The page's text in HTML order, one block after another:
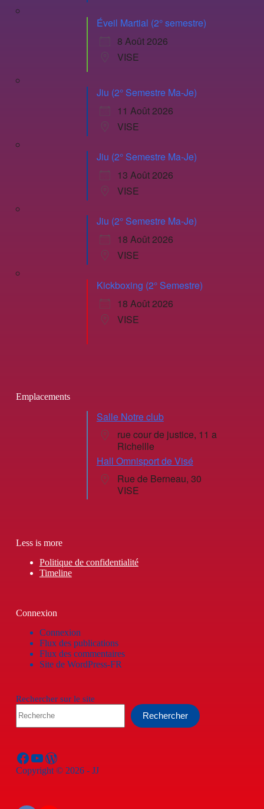
Éveil Martial (2° semestre)
8 Août 2026
VISE
Jiu (2° Semestre Ma-Je)
11 Août 2026
VISE
Jiu (2° Semestre Ma-Je)
13 Août 2026
VISE
Jiu (2° Semestre Ma-Je)
18 Août 2026
VISE
Kickboxing (2° Semestre)
18 Août 2026
VISE
Emplacements
Salle Notre club
rue cour de justice, 11 a
Richellle
Hall Omnisport de Visé
Rue de Berneau, 30
VISE
Less is more
Politique de confidentialité
Timeline
Connexion
Connexion
Flux des publications
Flux des commentaires
Site de WordPress-FR
Rechercher sur le site
Rechercher
Facebook
YouTube
WordPress
Copyright © 2026 - JJ